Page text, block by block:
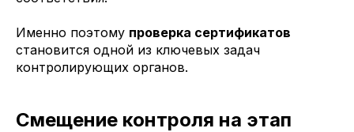
Именно поэтому проверка сертификатов
становится одной из ключевых задач
контролирующих органов.
Смещение контроля на этап